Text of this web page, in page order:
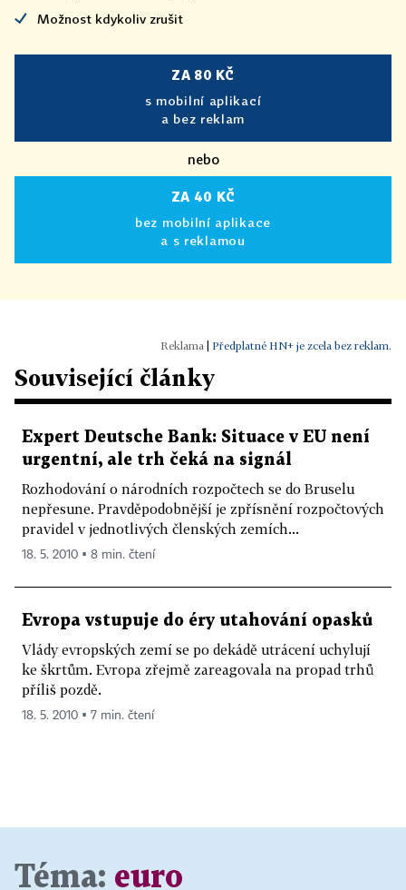
Možnost kdykoliv zrušit
ZA 80 KČ
s mobilní aplikací
a bez reklam
nebo
ZA 40 KČ
bez mobilní aplikace
a s reklamou
Předplatné HN+ je zcela bez reklam.
Související články
Expert Deutsche Bank: Situace v EU není
urgentní, ale trh čeká na signál
Rozhodování o národních rozpočtech se do Bruselu
nepřesune. Pravděpodobnější je zpřísnění rozpočtových
pravidel v jednotlivých členských zemích...
18. 5. 2010 ▪ 8 min. čtení
Evropa vstupuje do éry utahování opasků
Vlády evropských zemí se po dekádě utrácení uchylují
ke škrtům. Evropa zřejmě zareagovala na propad trhů
příliš pozdě.
18. 5. 2010 ▪ 7 min. čtení
Téma: euro